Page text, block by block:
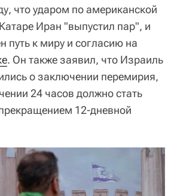
что ударом по американской
Иран "выпустил пар", и
путь к миру и согласию на
. Он также заявил, что Израиль
о заключении перемирия,
24 часов должно стать
12-дневной